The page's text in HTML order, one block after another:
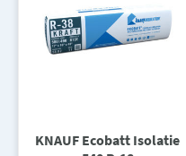
KNAUF Ecobatt Isolatie